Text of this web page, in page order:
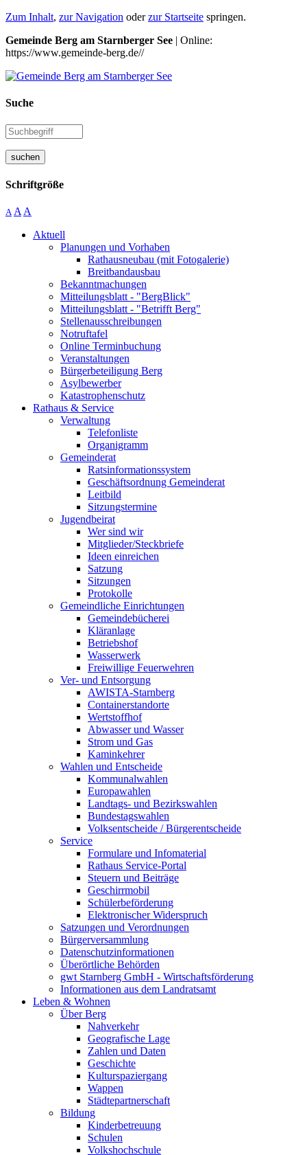
Zum Inhalt, zur Navigation oderzur Startseite springen.
Gemeinde Berg am Starnberger See | Online:
https://www.gemeinde-berg.de//
Suche
suchen
Schriftgröße
A A A
Aktuell
Planungen und Vorhaben
Rathausneubau (mit Fotogalerie)
Breitbandausbau
Bekanntmachungen
Mitteilungsblatt - "BergBlick"
Mitteilungsblatt - "Betrifft Berg"
Stellenausschreibungen
Notruftafel
Online Terminbuchung
Veranstaltungen
Bürgerbeteiligung Berg
Asylbewerber
Katastrophenschutz
Rathaus & Service
Verwaltung
Telefonliste
Organigramm
Gemeinderat
Ratsinformationssystem
Geschäftsordnung Gemeinderat
Leitbild
Sitzungstermine
Jugendbeirat
Wer sind wir
Mitglieder/Steckbriefe
Ideen einreichen
Satzung
Sitzungen
Protokolle
Gemeindliche Einrichtungen
Gemeindebücherei
Kläranlage
Betriebshof
Wasserwerk
Freiwillige Feuerwehren
Ver- und Entsorgung
AWISTA-Starnberg
Containerstandorte
Wertstoffhof
Abwasser und Wasser
Strom und Gas
Kaminkehrer
Wahlen und Entscheide
Kommunalwahlen
Europawahlen
Landtags- und Bezirkswahlen
Bundestagswahlen
Volksentscheide / Bürgerentscheide
Service
Formulare und Infomaterial
Rathaus Service-Portal
Steuern und Beiträge
Geschirrmobil
Schülerbeförderung
Elektronischer Widerspruch
Satzungen und Verordnungen
Bürgerversammlung
Datenschutzinformationen
Überörtliche Behörden
gwt Starnberg GmbH - Wirtschaftsförderung
Informationen aus dem Landratsamt
Leben & Wohnen
Über Berg
Nahverkehr
Geografische Lage
Zahlen und Daten
Geschichte
Kulturspaziergang
Wappen
Städtepartnerschaft
Bildung
Kinderbetreuung
Schulen
Volkshochschule